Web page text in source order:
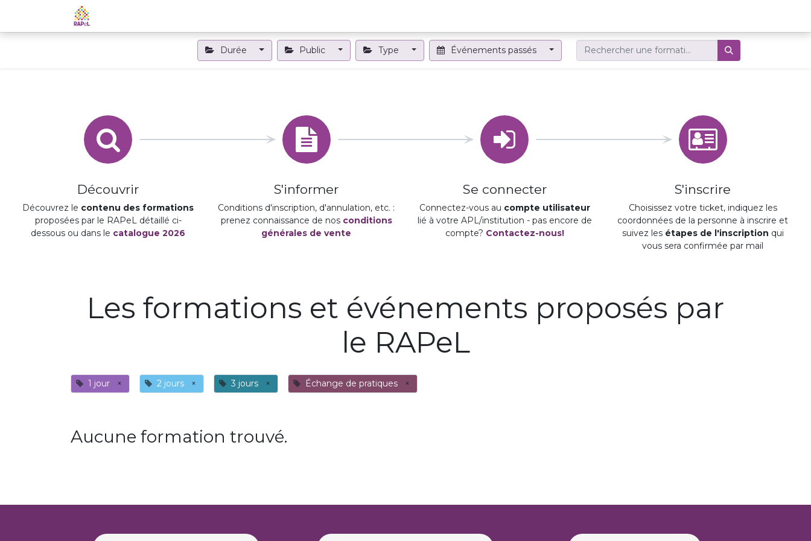
Durée Public Type Événements passés
Découvrir
Découvrez le contenu des formations
proposées par le RAPeL détaillé ci-
dessous ou dans le catalogue 2026
S'informer
Conditions d'inscription, d'annulation, etc. :
prenez connaissance de nos conditions
générales de vente
Se connecter
Connectez-vous au compte utilisateur
lié à votre APL/institution - pas encore de
compte? Contactez-nous!
S'inscrire
Choisissez votre ticket, indiquez les
coordonnées de la personne à inscrire et
suivez les étapes de l'inscription qui
vous sera confirmée par mail
Les formations et événements proposés par
le RAPeL
1 jour × 2 jours × 3 jours × Échange de pratiques ×
Aucune formation trouvé.